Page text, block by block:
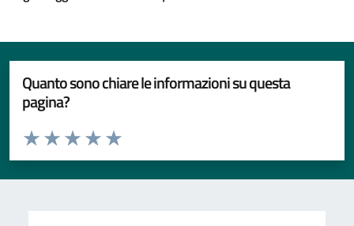
Quanto sono chiare le informazioni su questa
pagina?
Valuta da 1 a 5 stelle la pagina
Valuta 5 stelle su 5
Valuta 4 stelle su 5
Valuta 3 stelle su 5
Valuta 2 stelle su 5
Valuta 1 stelle su 5